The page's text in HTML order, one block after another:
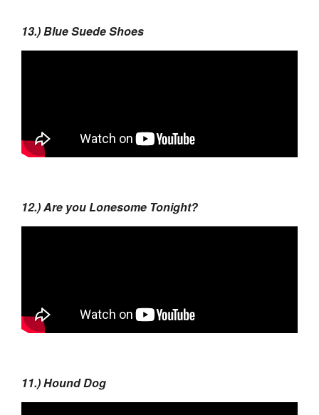
13.) Blue Suede Shoes
12.) Are you Lonesome Tonight?
11.) Hound Dog